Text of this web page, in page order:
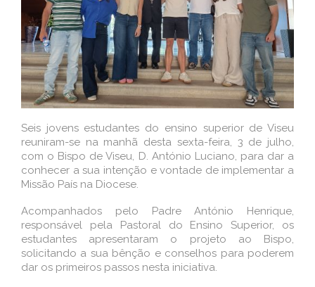
Seis jovens estudantes do ensino superior de Viseu
reuniram-se na manhã desta sexta-feira, 3 de julho,
com o Bispo de Viseu, D. António Luciano, para dar a
conhecer a sua intenção e vontade de implementar a
Missão País na Diocese.
Acompanhados pelo Padre António Henrique,
responsável pela Pastoral do Ensino Superior, os
estudantes apresentaram o projeto ao Bispo,
solicitando a sua bênção e conselhos para poderem
dar os primeiros passos nesta iniciativa.